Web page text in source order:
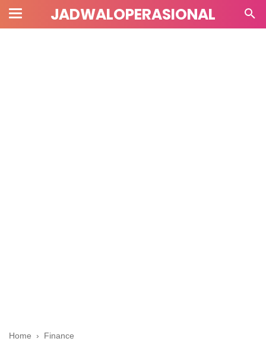
JADWALOPERASIONAL
Home › Finance